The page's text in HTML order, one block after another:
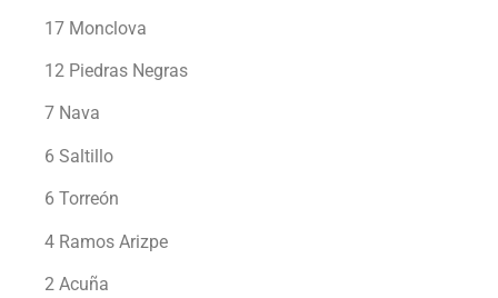
17 Monclova
12 Piedras Negras
7 Nava
6 Saltillo
6 Torreón
4 Ramos Arizpe
2 Acuña